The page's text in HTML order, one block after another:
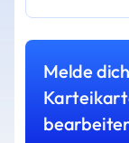
Melde